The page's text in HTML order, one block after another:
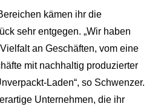
kämen ihr die
sehr entgegen. „Wir haben
an Geschäften, vom eine
mit nachhaltig produzierter
Laden“, so Schwenzer.
Unternehmen, die ihr